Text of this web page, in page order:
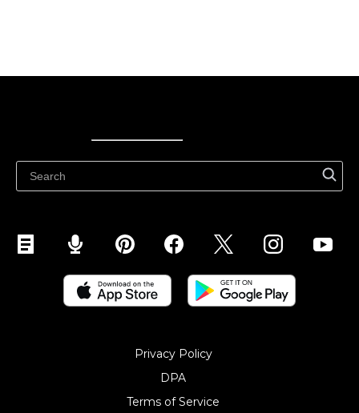
Privacy Policy
DPA
Terms of Service